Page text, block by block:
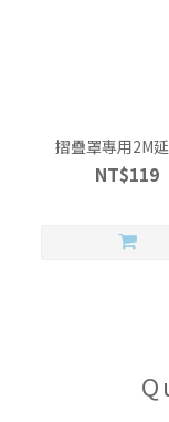
摺疊罩專用2M
NT$119